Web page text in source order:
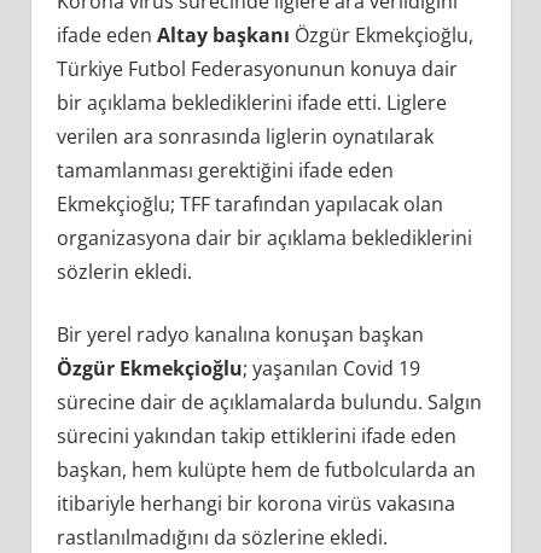
ifade eden Altay başkanı Özgür Ekmekçioğlu,
Türkiye Futbol Federasyonunun konuya dair
bir açıklama beklediklerini ifade etti. Liglere
verilen ara sonrasında liglerin oynatılarak
tamamlanması gerektiğini ifade eden
Ekmekçioğlu; TFF tarafından yapılacak olan
organizasyona dair bir açıklama beklediklerini
sözlerin ekledi.
Bir yerel radyo kanalına konuşan başkan
Özgür Ekmekçioğlu; yaşanılan Covid 19
sürecine dair de açıklamalarda bulundu. Salgın
sürecini yakından takip ettiklerini ifade eden
başkan, hem kulüpte hem de futbolcularda an
itibariyle herhangi bir korona virüs vakasına
rastlanılmadığını da sözlerine ekledi.